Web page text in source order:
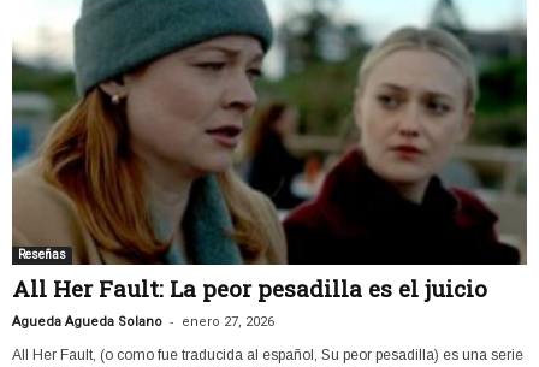
Reseñas
All Her Fault: La peor pesadilla es el juicio
Agueda Agueda Solano - enero 27, 2026
All Her Fault, (o como fue traducida al español, Su peor pesadilla) es una serie